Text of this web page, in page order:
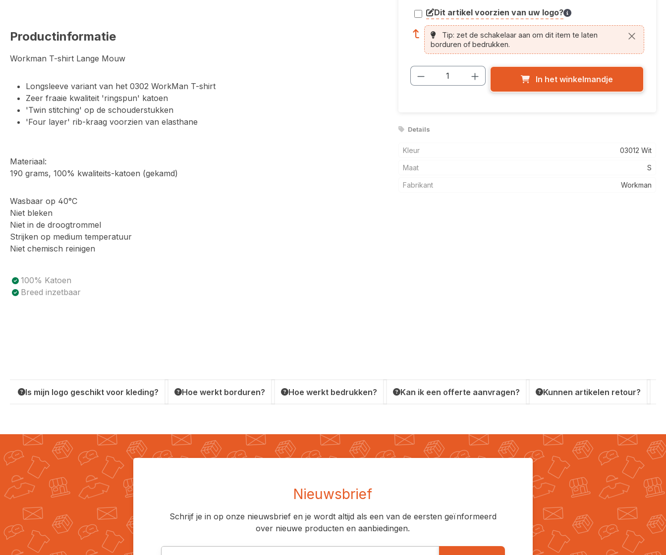
Productinformatie
Workman T-shirt Lange Mouw
Longsleeve variant van het 0302 WorkMan T-shirt
Zeer fraaie kwaliteit 'ringspun' katoen
'Twin stitching' op de schouderstukken
'Four layer' rib-kraag voorzien van elasthane
Materiaal:
190 grams, 100% kwaliteits-katoen (gekamd)
Wasbaar op 40°C
Niet bleken
Niet in de droogtrommel
Strijken op medium temperatuur
Niet chemisch reinigen
Product voordelen
100% Katoen
Breed inzetbaar
Dit artikel voorzien van uw logo?
article.printing.helptext
Tip: zet de schakelaar aan om dit item te laten
borduren of bedrukken.
Producthoeveelheid: Voer de gewenste
In het winkelmandje
Details
Kleur 03012 Wit
Maat S
Fabrikant Workman
Is mijn logo geschikt voor kleding? Hoe werkt borduren? Hoe werkt bedrukken? Kan ik een offerte aanvragen? Kunnen artikelen retour?
Nieuwsbrief
Schrijf je in op onze nieuwsbrief en je wordt altijd als een van de eersten geïnformeerd
over nieuwe producten en aanbiedingen.